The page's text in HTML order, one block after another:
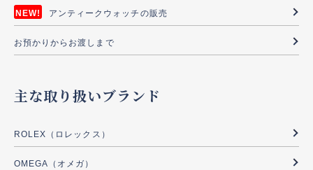
アンティークウォッチの販売
お預かりからお渡しまで
主な取り扱いブランド
ROLEX（ロレックス）
OMEGA（オメガ）